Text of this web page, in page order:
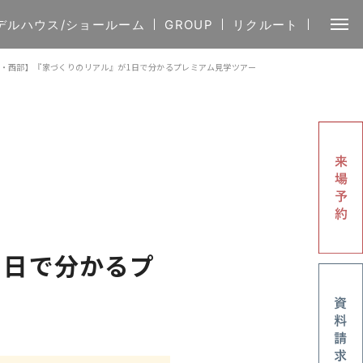
ルハウス/ショールーム GROUP リクルート
西部】『家づくりのリアル』が1日で分かるプレミアム見学ツアー
で分かるプ